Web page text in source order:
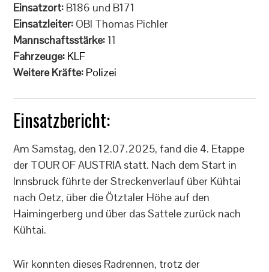
Einsatzort: B186 und B171
Einsatzleiter: OBI Thomas Pichler
Mannschaftsstärke:11
Fahrzeuge: KLF
Weitere Kräfte: Polizei
Einsatzbericht:
Am Samstag, den 12.07.2025, fand die 4. Etappe
der TOUR OF AUSTRIA statt. Nach dem Start in
Innsbruck führte der Streckenverlauf über Kühtai
nach Oetz, über die Ötztaler Höhe auf den
Haimingerberg und über das Sattele zurück nach
Kühtai.
Wir konnten dieses Radrennen, trotz der